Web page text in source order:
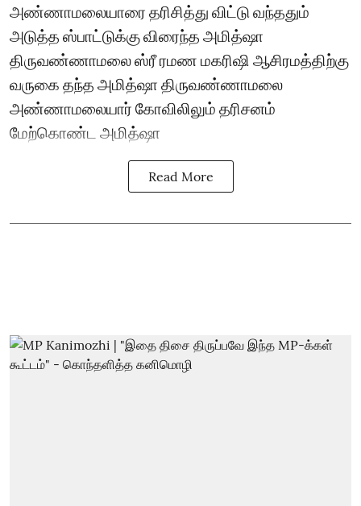
அண்ணாமலையாரை தரிசித்து விட்டு வந்ததும்
அடுத்த ஸ்பாட்டுக்கு விரைந்த அமித்ஷா
திருவண்ணாமலை ஸ்ரீ ரமண மகரிஷி ஆசிரமத்திற்கு
வருகை தந்த அமித்ஷா திருவண்ணாமலை
அண்ணாமலையார் கோவிலிலும் தரிசனம்
மேற்கொண்ட அமித்ஷா
Read More